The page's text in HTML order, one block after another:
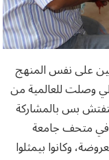
اللي ماشيين على نفس المنهج
وصلت للعالمية من
مكتفتش بس بالمشاركة
في متحف جامعة
وكانوا بيمثلوا